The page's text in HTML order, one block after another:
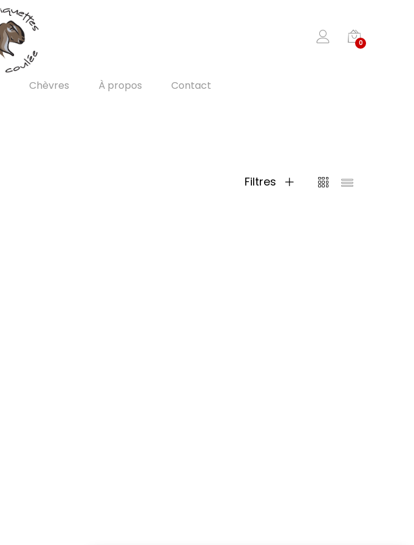
0
Chèvres À propos Contact
Filtres